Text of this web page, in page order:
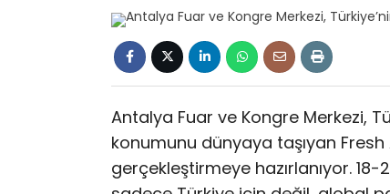
Antalya Fuar ve Kongre Merkezi,
konumunu dünyaya taşıyan Fresh
gerçekleştirmeye hazırlanıyor.